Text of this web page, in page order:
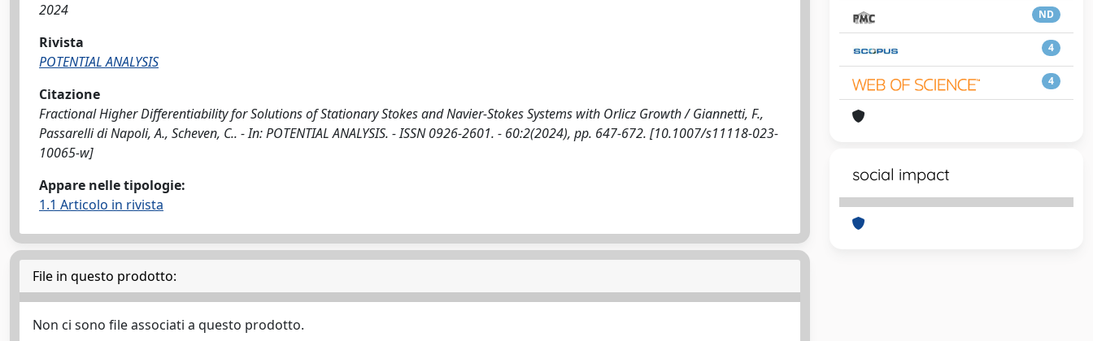
2024
Rivista
POTENTIAL ANALYSIS
Citazione
Fractional Higher Differentiability for Solutions of Stationary Stokes and Navier-Stokes Systems with Orlicz Growth / Giannetti, F.,
Passarelli di Napoli, A., Scheven, C.. - In: POTENTIAL ANALYSIS. - ISSN 0926-2601. - 60:2(2024), pp. 647-672. [10.1007/s11118-023-
10065-w]
Appare nelle tipologie:
1.1 Articolo in rivista
File in questo prodotto:
Non ci sono file associati a questo prodotto.
ND
4
4
social impact